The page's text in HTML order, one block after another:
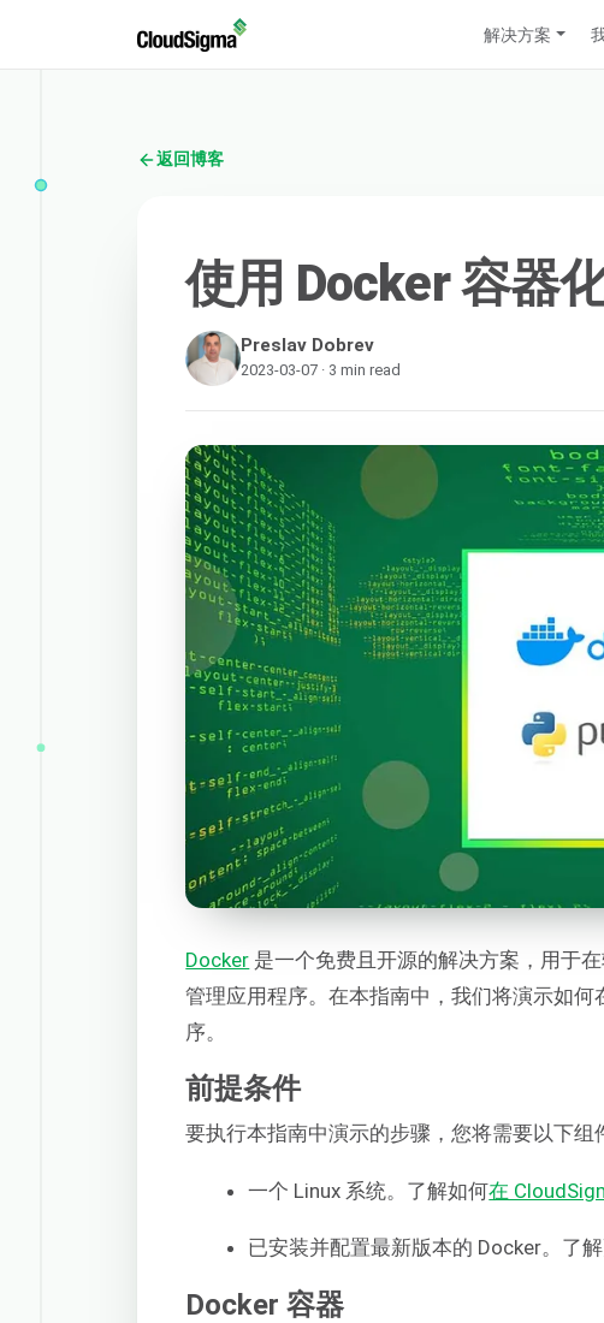
解决方案
返回博客
使用 Docker 容器
Preslav Dobrev
2023-03-07 · 3 min read
Docker 是一个免费且开源的解决方案，用于
管理应用程序。在本指南中，我们将演示如何
序。
前提条件
要执行本指南中演示的步骤，您将需要以下组
一个 Linux 系统。了解如何在
已安装并配置最新版本的 Docker。了
Docker 容器